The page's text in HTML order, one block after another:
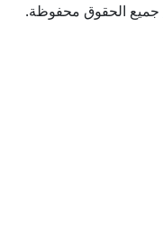
جميع الحقوق محفوظة.